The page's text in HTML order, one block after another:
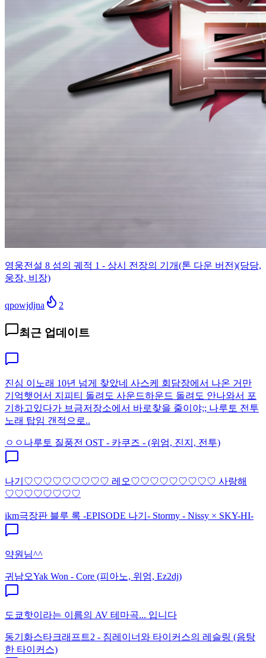
영웅전설 8 섬의 궤적 1 - 상시 전장의 기개(톤 다운 버전)(당당,
웅장, 비장)
qpowjdjna 2
최근 업데이트
진심 이노래 10년 넘게 찾았네 사스케 회담장에서 나온 거만
기억햇어서 지피티 돌려도 사운드하운드 돌려도 안나와서 포
기하고있다가 브금저장소에서 바로찾을 줄이야;; 나루토 전투
노래 탑임 갠적으로..
ㅇㅇ 나루토 질풍전 OST - 카쿠즈 - (위엄, 진지, 전투)
나기♡♡♡♡♡♡♡♡♡ 레오♡♡♡♡♡♡♡♡♡ 사랑해
♡♡♡♡♡♡♡♡
ikm극장판 블루 록 -EPISODE 나기- Stormy - Nissy × SKY-HI-
약원님^^
귀남오Yak Won - Core (피아노, 위엄, Ez2dj)
도쿄핫이라는 이름의 AV 테마곡... 입니다
동기화스타크래프트2 - 짐레이너와 타이커스의 레슬링 (음탕
한 타이커스)